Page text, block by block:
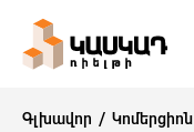
Գլխավոր Կոմերցիոն